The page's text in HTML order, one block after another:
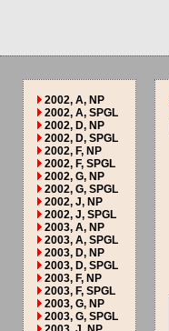
2002, A, NP
2002, A, SPGL
2002, D, NP
2002, D, SPGL
2002, F, NP
2002, F, SPGL
2002, G, NP
2002, G, SPGL
2002, J, NP
2002, J, SPGL
2003, A, NP
2003, A, SPGL
2003, D, NP
2003, D, SPGL
2003, F, NP
2003, F, SPGL
2003, G, NP
2003, G, SPGL